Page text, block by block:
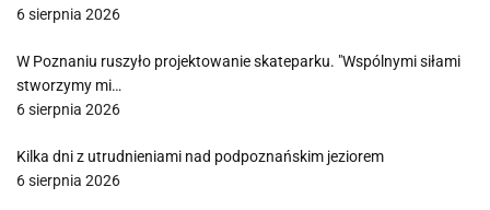
6 sierpnia 2026
W Poznaniu ruszyło projektowanie skateparku. "Wspólnymi siłami
stworzymy mi…
6 sierpnia 2026
Kilka dni z utrudnieniami nad podpoznańskim jeziorem
6 sierpnia 2026